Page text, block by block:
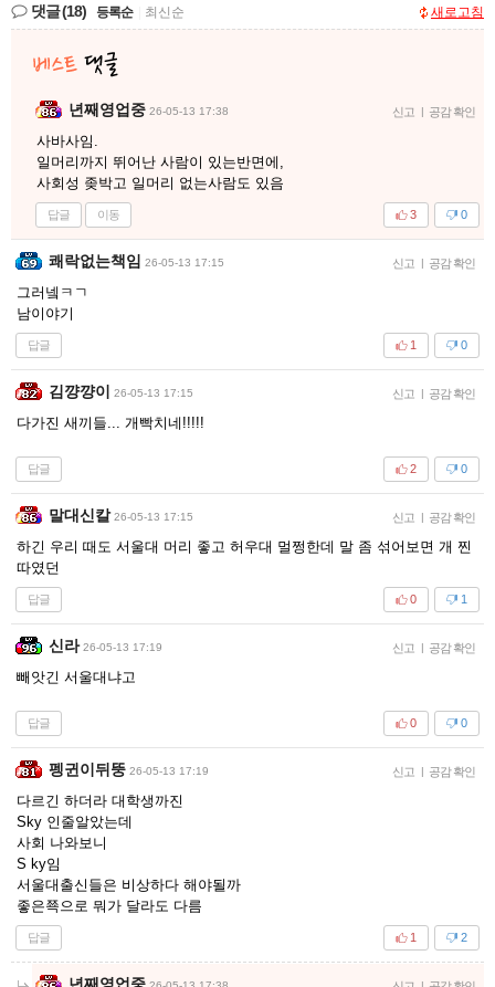
댓글(18) 등록순 최신순 새로고침
년째영업중 26-05-13 17:38 신고 | 공감 확인
사바사임.
일머리까지 뛰어난 사람이 있는반면에,
사회성 좆박고 일머리 없는사람도 있음
답글 이동 0
3
쾌락없는책임 26-05-13 17:15 신고 | 공감 확인
그러넼ㅋㄱ
남이야기
답글 0
1
김꺙꺙이 26-05-13 17:15 신고 | 공감 확인
다가진 새끼들... 개빡치네!!!!!
답글 0
2
말대신칼 26-05-13 17:15 신고 | 공감 확인
하긴 우리 때도 서울대 머리 좋고 허우대 멀쩡한데 말 좀 섞어보면 개 찐
따였던
답글 1
0
신라 26-05-13 17:19 신고 | 공감 확인
빼앗긴 서울대냐고
답글 0
0
펭귄이뒤뚱 26-05-13 17:19 신고 | 공감 확인
다르긴 하더라 대학생까진
Sky 인줄알았는데
사회 나와보니
S ky임
서울대출신들은 비상하다 해야될까
좋은쬭으로 뭐가 달라도 다름
답글 2
1
년째영업중